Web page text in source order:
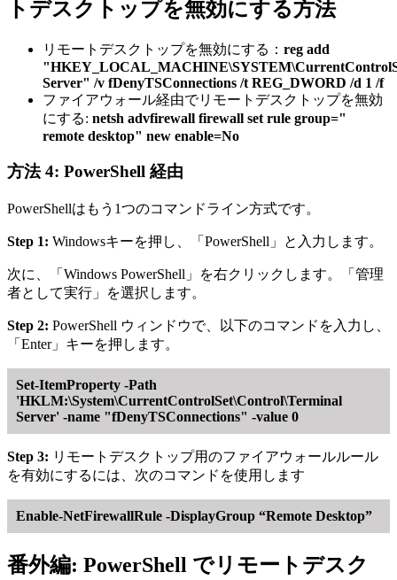
トデスクトップを無効にする方法
リモートデスクトップを無効にする： reg add
Server" /v fDenyTSConnections /t REG_DWORD /d 1 /f
ファイアウォール経由でリモートデスクトップを無効
にする: netsh advfirewall firewall set rule group="
remote desktop" new enable=No
方法 4: PowerShell 経由
PowerShellはもう1つのコマンドライン方式です。
Step 1: Windowsキーを押し、「PowerShell」と入力します。
次に、「Windows PowerShell」を右クリックします。「管理
者として実行」を選択します。
Step 2: PowerShell ウィンドウで、以下のコマンドを入力し、
「Enter」キーを押します。
Set-ItemProperty -Path
'HKLM:\System\CurrentControlSet\Control\Terminal
Server' -name "fDenyTSConnections" -value 0
Step 3: リモートデスクトップ用のファイアウォールルール
を有効にするには、次のコマンドを使用します
Enable-NetFirewallRule -DisplayGroup “Remote Desktop”
番外編: PowerShell でリモートデスク